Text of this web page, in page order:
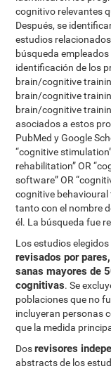
cognitivo relevantes
Después, se
estudios
búsqueda
identificación de los
brain/cognitive
brain/cognitive
brain/cognitive
asociados a estos
PubMed y Google
“cognitive
rehabilitation” OR
software” OR
cognitive behavioural
tanto con el nombre
él. La búsqueda fue
Los estudios
revisados por
sanas mayores de
cognitivas. Se
poblaciones que no
incluyeran personas
que la medida
Dosrevisores
abstracts de los